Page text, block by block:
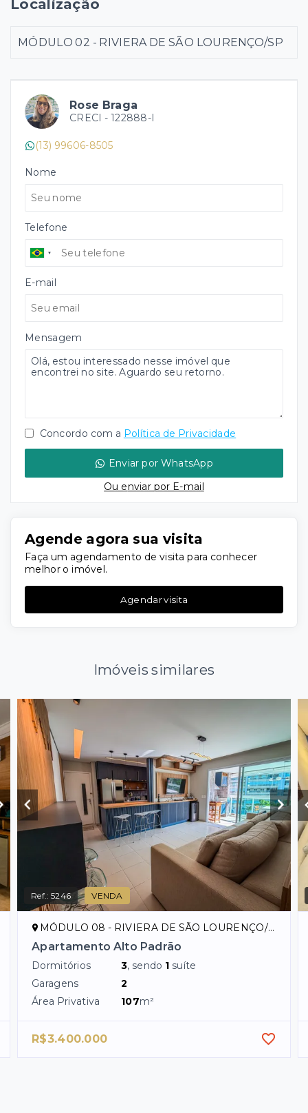
Rose Braga
CRECI - 122888-I
(13) 99606-8505
Nome
Telefone
E-mail
Mensagem
Concordo com a Política de Privacidade
Enviar por WhatsApp
Ou enviar por E-mail
Agende agora sua visita
Faça um agendamento de visita para conhecer
melhor o imóvel.
Agendar visita
Localização
MÓDULO 02 - RIVIERA DE SÃO LOURENÇO/SP
Imóveis similares
Ref.:5246 VENDA
MÓDULO 08 - RIVIERA DE SÃO LOURENÇO/SP
Apartamento Alto Padrão
Dormitórios 3, sendo 1 suíte
Garagens
2
Área Privativa
107m²
R$3.400.000